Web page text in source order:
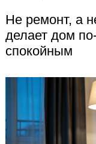
Не ремонт, а
делает дом
спокойным